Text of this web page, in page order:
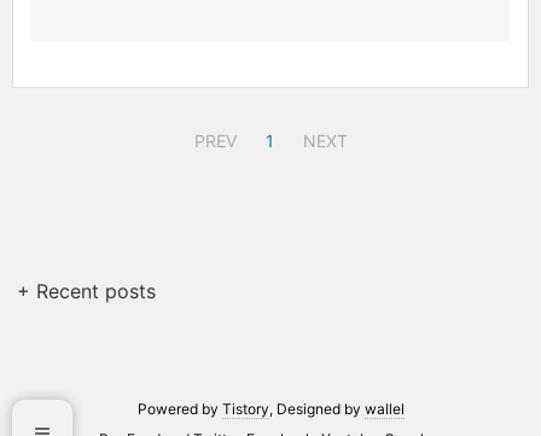
PREV 1 NEXT
+ Recent posts
Powered by Tistory, Designed by wallel